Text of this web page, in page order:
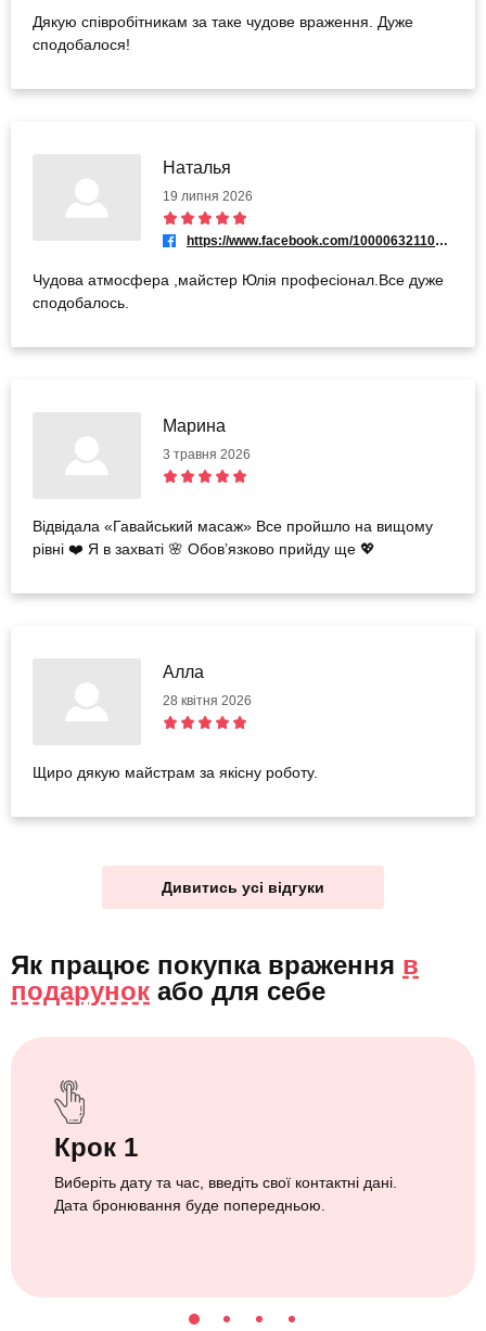
Дякую співробітникам за таке чудове враження. Дуже
сподобалося!
Наталья
19 липня 2026
https://www.facebook.com/100006321102252
Чудова атмосфера ,майстер Юлія професіонал.Все дуже
сподобалось.
Марина
3 травня 2026
Відвідала «Гавайський масаж» Все пройшло на вищому
рівні ❤️ Я в захваті 🌸 Обовʼязково прийду ще 💖
Алла
28 квітня 2026
Щиро дякую майстрам за якісну роботу.
Дивитись усі відгуки
Як працює покупка враження в
подарунок або для себе
Крок 1
Виберіть дату та час, введіть свої контактні дані.
Дата бронювання буде попередньою.